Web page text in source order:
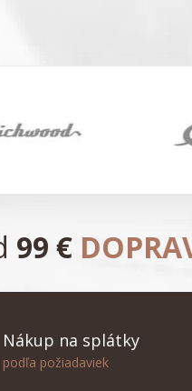
99 €
Nákup na splátky
podľa požiadaviek